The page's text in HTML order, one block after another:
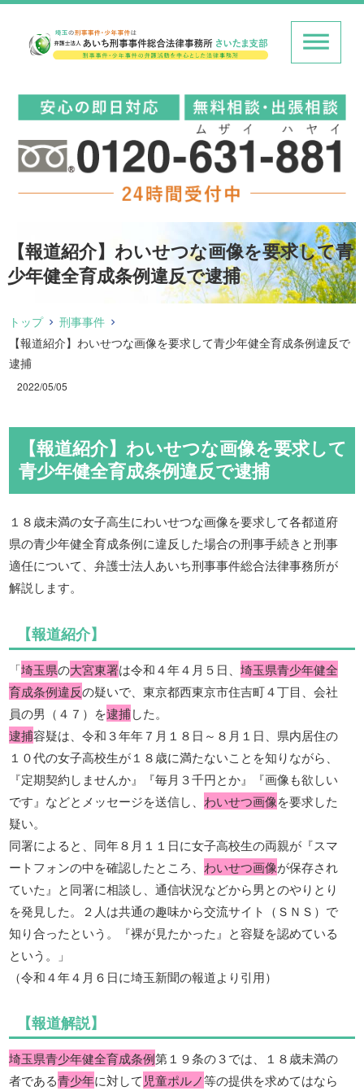
【報道紹介】わいせつな画像を要求して青
少年健全育成条例違反で逮捕
トップ
刑事事件
【報道紹介】わいせつな画像を要求して青少年健全育成条例違反で
逮捕
2022/05/05
【報道紹介】わいせつな画像を要求して
青少年健全育成条例違反で逮捕
１８歳未満の女子高生にわいせつな画像を要求して各都道府
県の青少年健全育成条例に違反した場合の刑事手続きと刑事
適任について、弁護士法人あいち刑事事件総合法律事務所が
解説します。
【報道紹介】
「埼玉県の大宮東署は令和４年４月５日、埼玉県青少年健全
育成条例違反の疑いで、東京都西東京市住吉町４丁目、会社
員の男（４７）を逮捕した。
逮捕容疑は、令和３年年７月１８日～８月１日、県内居住の
１０代の女子高校生が１８歳に満たないことを知りながら、
『定期契約しませんか』『毎月３千円とか』『画像も欲しい
です』などとメッセージを送信し、 わいせつ画像を要求した
疑い。
同署によると、同年８月１１日に女子高校生の両親が『スマ
ートフォンの中を確認したところ、 わいせつ画像が保存され
ていた』と同署に相談し、通信状況などから男とのやりとり
を発見した。２人は共通の趣味から交流サイト（ＳＮＳ）で
知り合ったという。『裸が見たかった』と容疑を認めている
という。」
（令和４年４月６日に埼玉新聞の報道より引用）
【報道解説】
埼玉県青少年健全育成条例第１９条の３では、１８歳未満の
者である青少年に対して 児童ポルノ等の提供を求めてはなら